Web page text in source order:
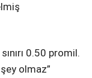
0.50 promil.
olmaz”